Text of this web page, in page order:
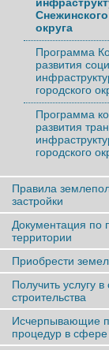
округа
Программа
развития
городского
Программа
развития
городского
Правила
застройки
Документация по
территории
Приобрести
Получить услугу
строительства
Исчерпывающие
процедур в сфере